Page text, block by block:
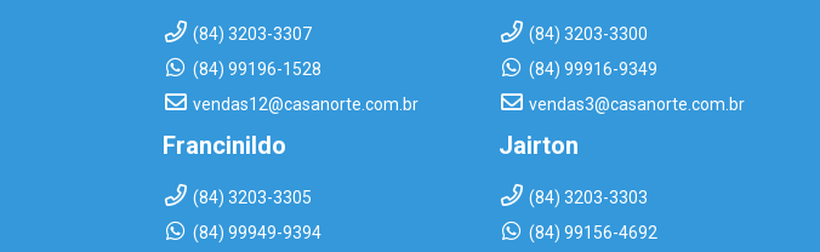
(84) 3203-3307
(84) 99196-1528
vendas12@casanorte.com.br
(84) 3203-3300
(84) 99916-9349
vendas3@casanorte.com.br
Francinildo
(84) 3203-3305
(84) 99949-9394
Jairton
(84) 3203-3303
(84) 99156-4692